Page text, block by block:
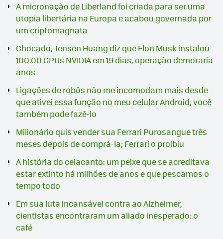
A micronação de Liberland foi criada para ser uma
utopia libertária na Europa e acabou governada por
um criptomagnata
Chocado, Jensen Huang diz que Elon Musk instalou
100.00 GPUs NVIDIA em 19 dias; operação demoraria
anos
Ligações de robôs não me incomodam mais desde
que ativei essa função no meu celular Android; você
também pode fazê-lo
Milionário quis vender sua Ferrari Purosangue três
meses depois de comprá-la; Ferrari o proibiu
A história do celacanto: um peixe que se acreditava
estar extinto há milhões de anos e que pescamos o
tempo todo
Em sua luta incansável contra ao Alzheimer,
cientistas encontraram um aliado inesperado: o
café